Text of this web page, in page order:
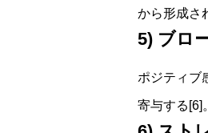
から形成さ
5) ブロ
ポジティブ
寄与する[6]。